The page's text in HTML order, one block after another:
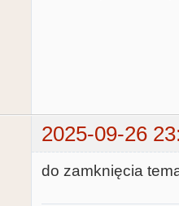
2025-09-26
do zamknięcia